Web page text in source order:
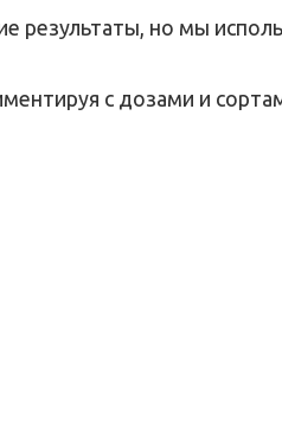
результаты, но мы
с дозами и